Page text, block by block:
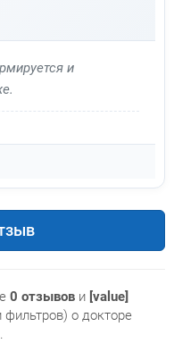
и
0 отзывов и [value]
о докторе